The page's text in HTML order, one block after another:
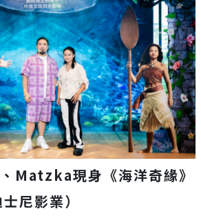
Matzka現身《海洋奇緣》
尼影業）